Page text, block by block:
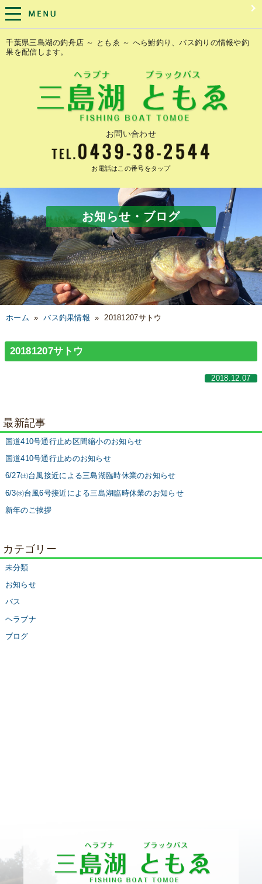
千葉県三島湖の釣舟店 ～ ともゑ ～ へら鮒釣り、バス釣りの情報や釣
果を配信します。
お問い合わせ
お電話はこの番号をタップ
お知らせ・ブログ
ホーム »バス釣果情報 »20181207サトウ
20181207サトウ
2018.12.07
最新記事
国道410号通行止め区間縮小のお知らせ
国道410号通行止めのお知らせ
6/27㈯台風接近による三島湖臨時休業のお知らせ
6/3㈬台風6号接近による三島湖臨時休業のお知らせ
新年のご挨拶
カテゴリー
未分類
お知らせ
バス
ヘラブナ
ブログ